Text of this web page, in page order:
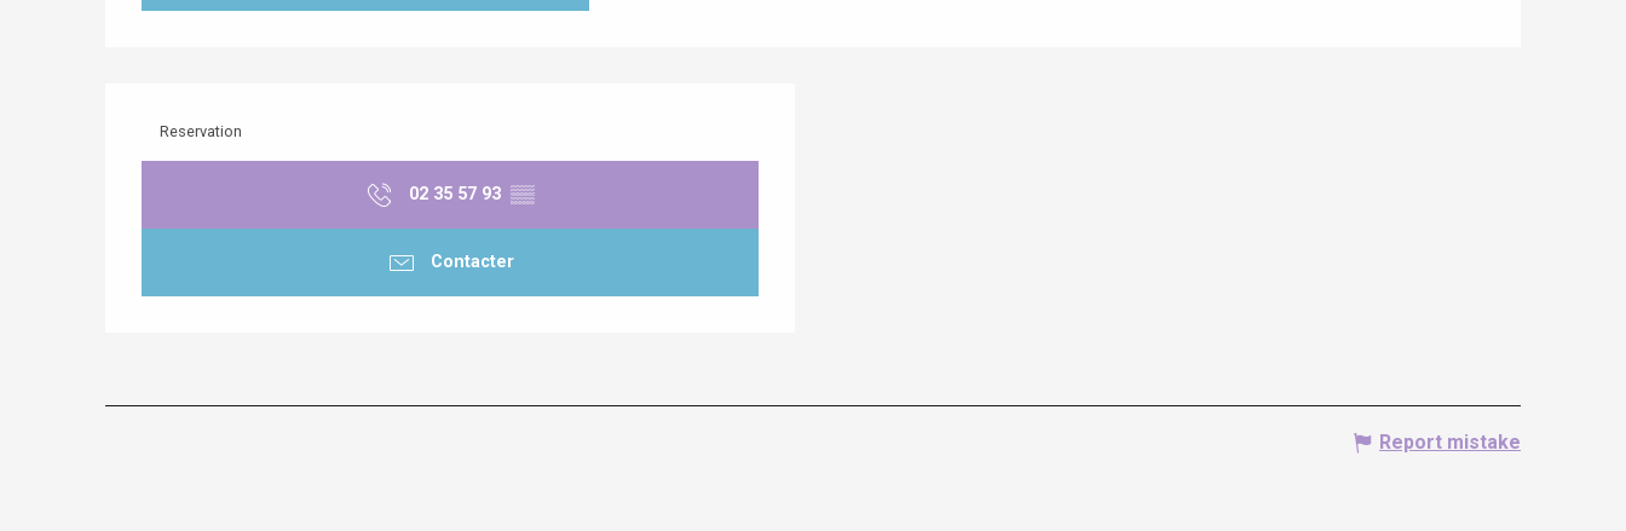
Reservation
02 35 57 93 ▒▒
Contacter
Report mistake